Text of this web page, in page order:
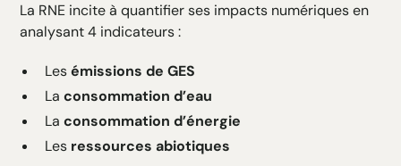
La RNE incite à quantifier ses impacts numériques en
analysant 4 indicateurs :
Lesémissions de GES
Laconsommation d’eau
Laconsommation d’énergie
Les ressources abiotiques